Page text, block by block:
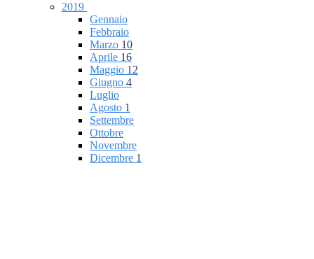
2019
Gennaio
Febbraio
Marzo 10
Aprile 16
Maggio 12
Giugno 4
Luglio
Agosto 1
Settembre
Ottobre
Novembre
Dicembre 1